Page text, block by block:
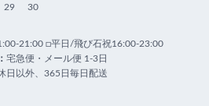
29 30
21:00 □平日/飛び石祝16:00-23:00
宅急便・メール便 1-3日
日以外、365日毎日配送